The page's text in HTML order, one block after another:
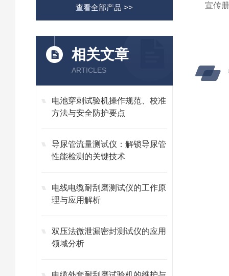
查看全部产品 >>
相关文章
ARTICLES
电池穿刺试验机操作规范、校准
方法与安全防护要点
导尿管流量测试仪：解锁导尿管
性能检测的关键技术
电线电缆耐刮磨测试仪的工作原
理与应用解析
双压法微泄漏密封测试仪的应用
领域分析
宣传